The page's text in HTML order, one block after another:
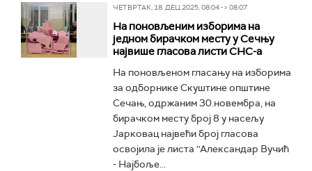
ЧЕТВРТАК, 18. ДЕЦ 2025, 08:04 -> 08:07
На поновљеним изборима на
једном бирачком месту у Сечњу
највише гласова листи СНС-а
На поновљеном гласању на изборима
за одборнике Скуштине општине
Сечањ, одржаним 30.новембра, на
бирачком месту број 8 у насељу
Јарковац највећи број гласова
освојила је листа ''Александар Вучић
- Најбоље...